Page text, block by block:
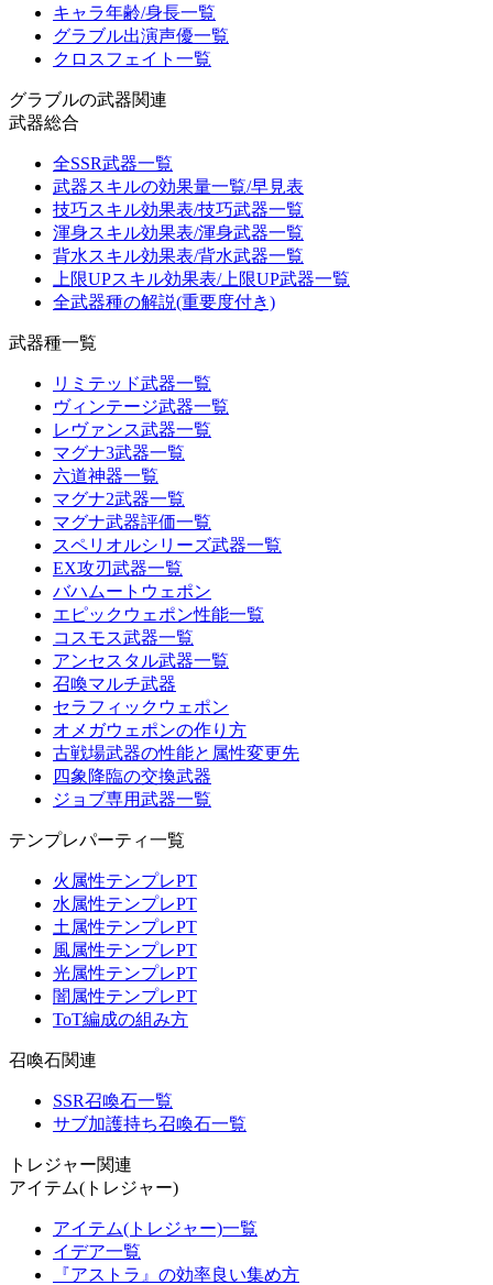
キャラ年齢/身長一覧
グラブル出演声優一覧
クロスフェイト一覧
グラブルの武器関連
武器総合
全SSR武器一覧
武器スキルの効果量一覧/早見表
技巧スキル効果表/技巧武器一覧
渾身スキル効果表/渾身武器一覧
背水スキル効果表/背水武器一覧
上限UPスキル効果表/上限UP武器一覧
全武器種の解説(重要度付き)
武器種一覧
リミテッド武器一覧
ヴィンテージ武器一覧
レヴァンス武器一覧
マグナ3武器一覧
六道神器一覧
マグナ2武器一覧
マグナ武器評価一覧
スペリオルシリーズ武器一覧
EX攻刃武器一覧
バハムートウェポン
エピックウェポン性能一覧
コスモス武器一覧
アンセスタル武器一覧
召喚マルチ武器
セラフィックウェポン
オメガウェポンの作り方
古戦場武器の性能と属性変更先
四象降臨の交換武器
ジョブ専用武器一覧
テンプレパーティ一覧
火属性テンプレPT
水属性テンプレPT
土属性テンプレPT
風属性テンプレPT
光属性テンプレPT
闇属性テンプレPT
ToT編成の組み方
召喚石関連
SSR召喚石一覧
サブ加護持ち召喚石一覧
トレジャー関連
アイテム(トレジャー)
アイテム(トレジャー)一覧
イデア一覧
『アストラ』の効率良い集め方